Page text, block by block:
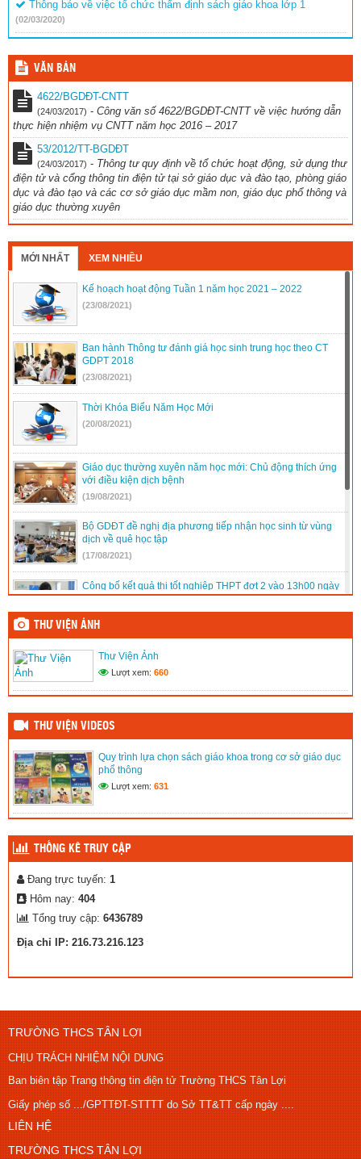
Thông báo về việc tổ chức thẩm định sách giáo khoa lớp 1
(02/03/2020)
VĂN BẢN
4622/BGDĐT-CNTT
(24/03/2017) - Công văn số 4622/BGDĐT-CNTT về việc hướng dẫn
thực hiện nhiệm vụ CNTT năm học 2016 – 2017
53/2012/TT-BGDĐT
(24/03/2017) - Thông tư quy định về tổ chức hoạt động, sử dụng thư
điện tử và cổng thông tin điện tử tại sở giáo dục và đào tạo, phòng giáo
dục và đào tạo và các cơ sở giáo dục mầm non, giáo dục phổ thông và
giáo dục thường xuyên
MỚI NHẤT XEM NHIỀU
Kế hoạch hoạt động Tuần 1 năm học 2021 – 2022
(23/08/2021)
Ban hành Thông tư đánh giá học sinh trung học theo CT
GDPT 2018
(23/08/2021)
Thời Khóa Biểu Năm Học Mới
(20/08/2021)
Giáo dục thường xuyên năm học mới: Chủ động thích ứng
với điều kiện dịch bệnh
(19/08/2021)
Bộ GDĐT đề nghị địa phương tiếp nhận học sinh từ vùng
dịch về quê học tập
(17/08/2021)
Công bố kết quả thi tốt nghiệp THPT đợt 2 vào 13h00 ngày
16/8
(15/08/2021)
thông
(02/03/2020)
(02/03/2020)
THƯ VIỆN ẢNH
Thư Viện Ảnh
Lượt xem: 660
THƯ VIỆN VIDEOS
Quy trình lựa chọn sách giáo khoa trong cơ sở giáo dục
phổ thông
Lượt xem: 631
THỐNG KÊ TRUY CẬP
Đang trực tuyến: 1
Hôm nay: 404
Tổng truy cập: 6436789
Địa chỉ IP: 216.73.216.123
TRƯỜNG THCS TÂN LỢI
CHỊU TRÁCH NHIỆM NỘI DUNG
Ban biên tập Trang thông tin điện tử Trường THCS Tân Lợi
Giấy phép số .../GPTTĐT-STTTT do Sở TT&TT cấp ngày ....
LIÊN HỆ
TRƯỜNG THCS TÂN LỢI